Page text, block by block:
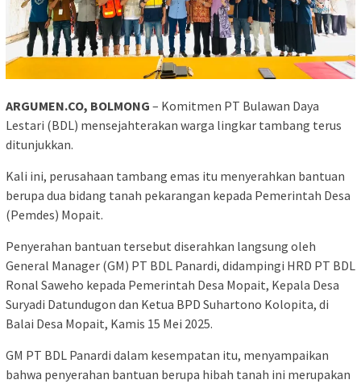
ARGUMEN.CO, BOLMONG – Komitmen PT Bulawan Daya
Lestari (BDL) mensejahterakan warga lingkar tambang terus
ditunjukkan.
Kali ini, perusahaan tambang emas itu menyerahkan bantuan
berupa dua bidang tanah pekarangan kepada Pemerintah Desa
(Pemdes) Mopait.
Penyerahan bantuan tersebut diserahkan langsung oleh
General Manager (GM) PT BDL Panardi, didampingi HRD PT BDL
Ronal Saweho kepada Pemerintah Desa Mopait, Kepala Desa
Suryadi Datundugon dan Ketua BPD Suhartono Kolopita, di
Balai Desa Mopait, Kamis 15 Mei 2025.
GM PT BDL Panardi dalam kesempatan itu, menyampaikan
bahwa penyerahan bantuan berupa hibah tanah ini merupakan